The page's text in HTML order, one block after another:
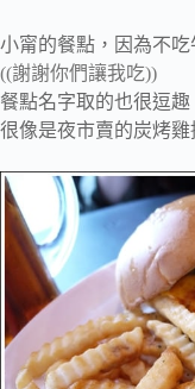
小甯的餐點，因為不
((謝謝你們讓我吃))
餐點名字取的也很逗
很像是夜市賣的炭烤